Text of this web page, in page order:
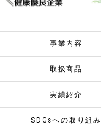
事業内容
取扱商品
実績紹介
SDGsへの取り組み